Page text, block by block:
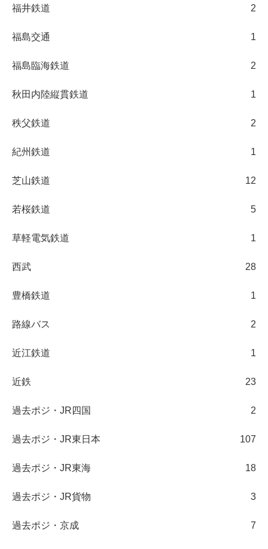
福井鉄道 2
福島交通 1
福島臨海鉄道 2
秋田内陸縦貫鉄道 1
秩父鉄道 2
紀州鉄道 1
芝山鉄道 12
若桜鉄道 5
草軽電気鉄道 1
西武 28
豊橋鉄道 1
路線バス 2
近江鉄道 1
近鉄 23
過去ポジ・JR四国 2
過去ポジ・JR東日本 107
過去ポジ・JR東海 18
過去ポジ・JR貨物 3
過去ポジ・京成 7